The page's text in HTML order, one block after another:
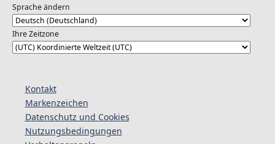
Sprache ändern
Ihre Zeitzone
Kontakt
Markenzeichen
Datenschutz und Cookies
Nutzungsbedingungen